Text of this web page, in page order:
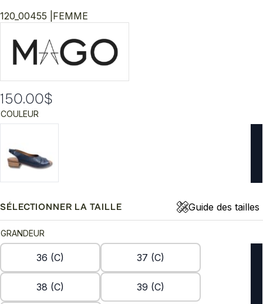
120_00455 | FEMME
150.00$
COULEUR
SÉLECTIONNER LA TAILLE Guide des tailles
GRANDEUR
36 (C) 37 (C)
38 (C) 39 (C)